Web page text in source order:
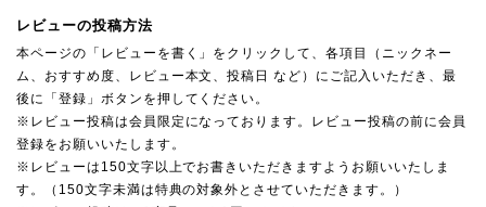
レビューの投稿方法
本ページの「レビューを書く」をクリックして、各項目（ニックネー
ム、おすすめ度、レビュー本文、投稿日 など）にご記入いただき、最
後に「登録」ボタンを押してください。
※レビュー投稿は会員限定になっております。レビュー投稿の前に会員
登録をお願いいたします。
※レビューは150文字以上でお書きいただきますようお願いいたしま
す。（150文字未満は特典の対象外とさせていただきます。）